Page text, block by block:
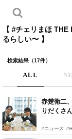
【 #チェリまほ
るらしい〜 】
検索結果（17件）
ALL
赤楚衛二
りだくさ
#ニュース